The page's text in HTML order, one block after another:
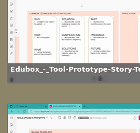
Edubox_-_Tool-Prototype-Story-